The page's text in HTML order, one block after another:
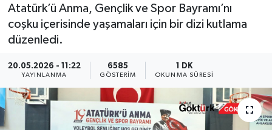
Atatürk’ü Anma, Gençlik ve Spor Bayramı’nı
coşku içerisinde yaşamaları için bir dizi kutlama
düzenledi.
20.05.2026 - 11:22
YAYINLANMA
6585
GÖSTERIM
1 DK
OKUNMA SÜRESI
GÖKTÜRK
GÜNDEM
KEMERBURGAZ
KÜLTÜR - SANAT